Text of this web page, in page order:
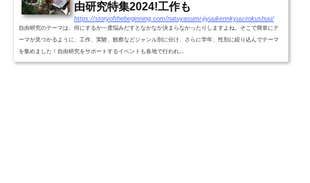
由研究特集2024!工作も
https://storyofthebeginning.com/natuyasumi-jiyuukennkyuu-tokushuu/
自由研究のテーマは、何にするか一度悩みだすとなかなか決まらなかったりしますよね。そこで簡単にテ
ーマが見つかるように、工作、実験、観察などジャンル別に分け、さらに学年、性別に絞り込んでテーマ
を集めました！自由研究をサポートするイベントも各地で行われ...